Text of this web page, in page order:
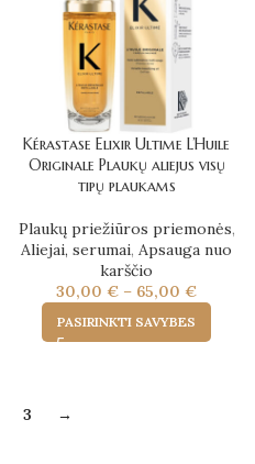
Kérastase Elixir Ultime L’Huile
Originale Plaukų aliejus visų
tipų plaukams
Plaukų priežiūros priemonės,
Aliejai, serumai, Apsauga nuo
karščio
30,00 € – 65,00 €
PASIRINKTI SAVYBES
3 →